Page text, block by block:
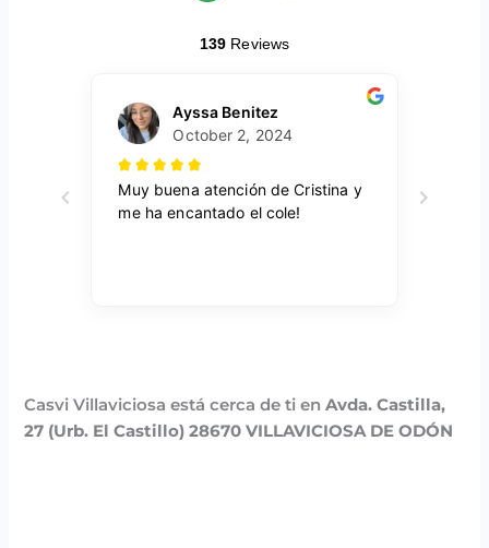
Casvi Villaviciosa está cerca de ti enAvda. Castilla,
27 (Urb. El Castillo) 28670 VILLAVICIOSA DE ODÓN